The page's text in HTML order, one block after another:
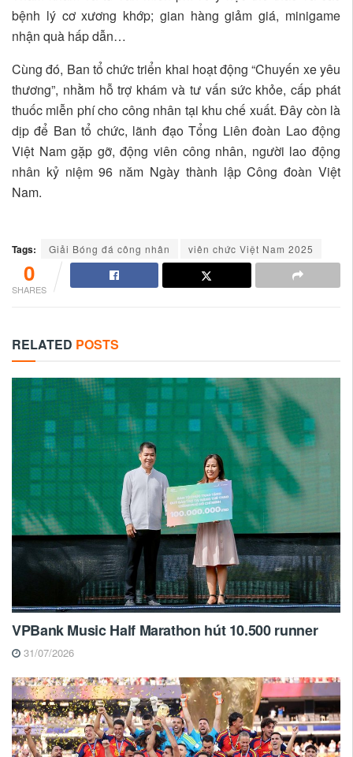
bệnh lý cơ xương khớp; gian hàng giảm giá, minigame
nhận quà hấp dẫn…
Cùng đó, Ban tổ chức triển khai hoạt động “Chuyến xe yêu
thương”, nhằm hỗ trợ khám và tư vấn sức khỏe, cấp phát
thuốc miễn phí cho công nhân tại khu chế xuất. Đây còn là
dịp để Ban tổ chức, lãnh đạo Tổng Liên đoàn Lao động
Việt Nam gặp gỡ, động viên công nhân, người lao động
nhân kỷ niệm 96 năm Ngày thành lập Công đoàn Việt
Nam.
Tags: Giải Bóng đá công nhân viên chức Việt Nam 2025
0
SHARES
RELATED POSTS
VPBank Music Half Marathon hút 10.500 runner
31/07/2026